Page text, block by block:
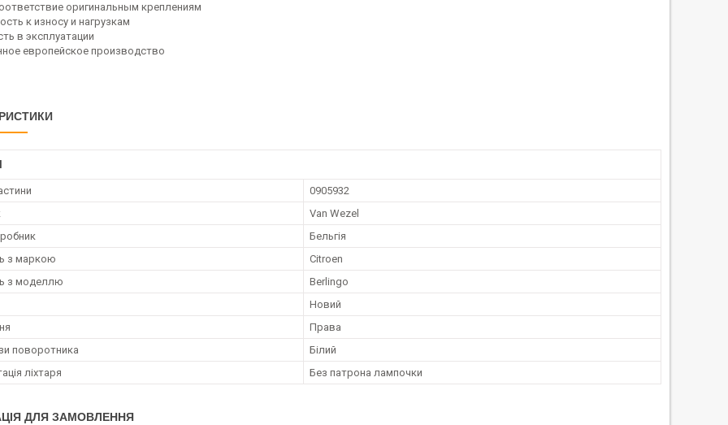
оригинальным креплениям
к износу и нагрузкам
в эксплуатации
европейское производство
0905932
Van Wezel
Бельгія
з маркою
Citroen
з моделлю
Berlingo
Новий
Права
поворотника
Білий
ліхтаря
Без патрона лампочки
ДЛЯ ЗАМОВЛЕННЯ